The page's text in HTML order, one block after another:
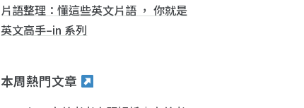
片語整理：懂這些英文片語 ， 你就是
英文高手–in 系列
本周熱門文章